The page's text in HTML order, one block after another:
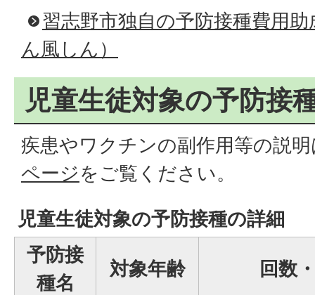
習志野市独自の予防接種費用
ん風しん）
児童生徒対象の予防接
疾患やワクチンの副作用等の説
ページをご覧ください。
児童生徒対象の予防接種の詳細
予防接
種名
対象年齢 回数